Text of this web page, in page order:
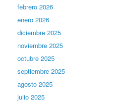
febrero 2026
enero 2026
diciembre 2025
noviembre 2025
octubre 2025
septiembre 2025
agosto 2025
julio 2025